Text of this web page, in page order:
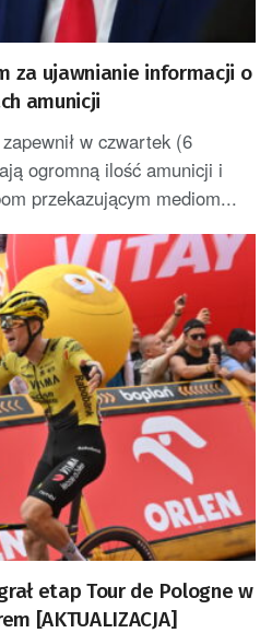
za ujawnianie informacji o
amunicji
w czwartek (6
ogromną ilość amunicji i
przekazującym mediom...
etap Tour de Pologne w
[AKTUALIZACJA]